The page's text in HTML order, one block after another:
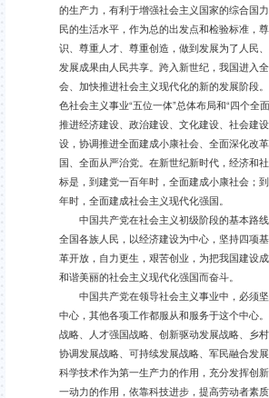
的生产力，有利于增强社会主义国家的综合国
民的生活水平，作为总的出发点和检验标准，
识、尊重人才、尊重创造，做到发展为了人民、
发展成果由人民共享。跨入新世纪，我国进入
会、加快推进社会主义现代化的新的发展阶段
色社会主义事业“五位一体”总体布局和“四个全
推进经济建设、政治建设、文化建设、社会建
设，协调推进全面建成小康社会、全面深化改
国、全面从严治党。在新世纪新时代，经济和
标是，到建党一百年时，全面建成小康社会；
年时，全面建成社会主义现代化强国。
中国共产党在社会主义初级阶段的基本路
全国各族人民，以经济建设为中心，坚持四项
革开放，自力更生，艰苦创业，为把我国建设
和谐美丽的社会主义现代化强国而奋斗。
中国共产党在领导社会主义事业中，必须坚
中心，其他各项工作都服从和服务于这个中心
战略、人才强国战略、创新驱动发展战略、乡
协调发展战略、可持续发展战略、军民融合发
科学技术作为第一生产力的作用，充分发挥创
一动力的作用，依靠科技进步，提高劳动者素